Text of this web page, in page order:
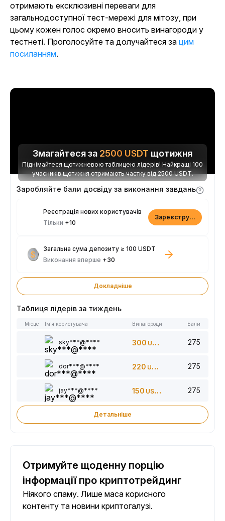
отримають ексклюзивні переваги для
загальнодоступної тест-мережі для мітозу, при
цьому кожен голос окремо вносить винагороди у
тестнеті. Проголосуйте та долучайтеся за цим
посиланням.
Змагайтеся за 2500 USDT щотижня
Піднімайтеся щотижневою таблицею лідерів! Найкращі 100
учасників щотижня отримають частку від 2500 USDT.
Заробляйте бали досвіду за виконання завдань
Реєстрація нових користувачів
Тільки +10
Зареєструватися
Загальна сума депозиту ≥ 100 USDT
Виконання вперше +30
Докладніше
Таблиця лідерів за тиждень
Місце Ім’я користувача Винагороди Бали
sky***@**** 300 USDT 275
dor***@**** 220 USDT 275
jay***@**** 150 USDT 275
Детальніше
Отримуйте щоденну порцію
інформації про криптотрейдинг
Ніякого спаму. Лише маса корисного
контенту та новини криптогалузі.